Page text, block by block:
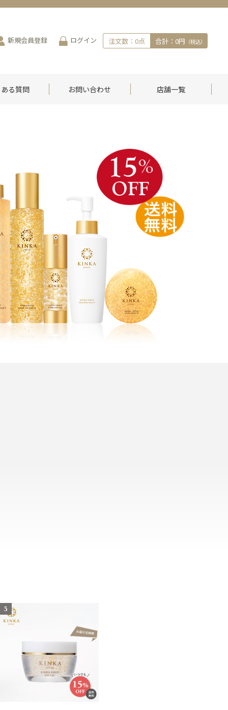
新規会員登録 ログイン 注文数： 0点 合計： 0円 （税込）
る質問 お問い合わせ 店舗一覧